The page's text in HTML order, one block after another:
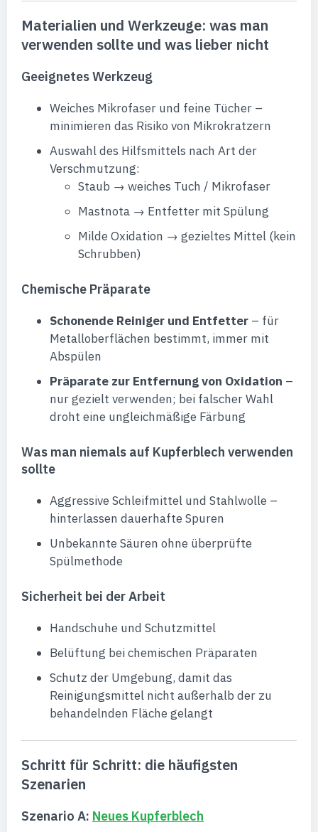
Materialien und Werkzeuge: was man
verwenden sollte und was lieber nicht
Geeignetes Werkzeug
Weiches Mikrofaser und feine Tücher –
minimieren das Risiko von Mikrokratzern
Auswahl des Hilfsmittels nach Art der
Verschmutzung:
Staub → weiches Tuch / Mikrofaser
Mastnota → Entfetter mit Spülung
Milde Oxidation → gezieltes Mittel (kein
Schrubben)
Chemische Präparate
Schonende Reiniger und Entfetter – für
Metalloberflächen bestimmt, immer mit
Abspülen
Präparate zur Entfernung von Oxidation –
nur gezielt verwenden; bei falscher Wahl
droht eine ungleichmäßige Färbung
Was man niemals auf Kupferblech verwenden
sollte
Aggressive Schleifmittel und Stahlwolle –
hinterlassen dauerhafte Spuren
Unbekannte Säuren ohne überprüfte
Spülmethode
Sicherheit bei der Arbeit
Handschuhe und Schutzmittel
Belüftung bei chemischen Präparaten
Schutz der Umgebung, damit das
Reinigungsmittel nicht außerhalb der zu
behandelnden Fläche gelangt
Schritt für Schritt: die häufigsten
Szenarien
Szenario A: Neues Kupferblech